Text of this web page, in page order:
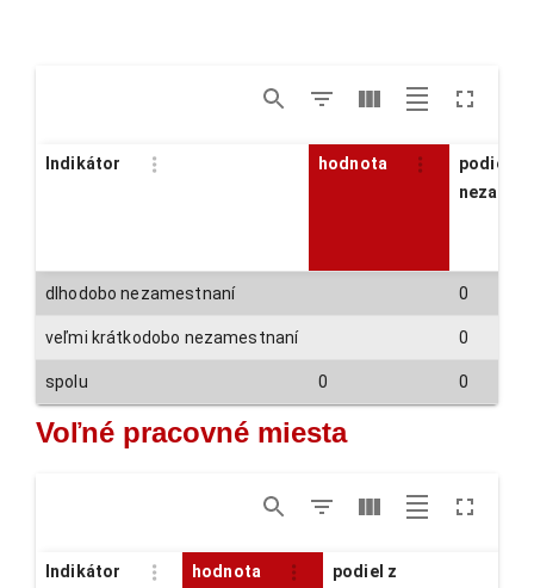
Indikátor hodnota
podiel z
dlhodobo nezamestnaní 0
veľmi krátkodobo nezamestnaní 0
spolu 0 0
Voľné pracovné miesta
Indikátor hodnota podiel z